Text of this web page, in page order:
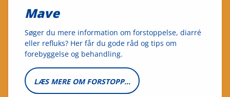
Mave
Søger du mere information om forstoppelse, diarré
eller refluks? Her får du gode råd og tips om
forebyggelse og behandling.
LÆS MERE OM FORSTOPPELSE, DIARRÉ OG REFLUKS